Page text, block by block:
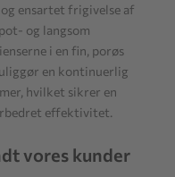
ensartet frigivelse af
og langsom
i en fin, porøs
en kontinuerlig
hvilket sikrer en
effektivitet.
vores kunder